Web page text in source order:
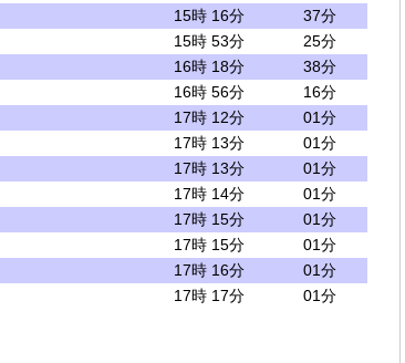
15時 16分
37分
15時 53分
25分
16時 18分
38分
16時 56分
16分
17時 12分
01分
17時 13分
01分
17時 13分
01分
17時 14分
01分
17時 15分
01分
17時 15分
01分
17時 16分
01分
17時 17分 01分